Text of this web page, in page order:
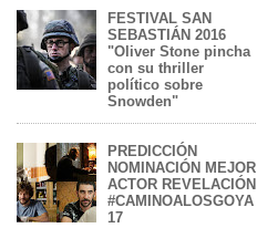
FESTIVAL SAN
SEBASTIÁN 2016
"Oliver Stone pincha
con su thriller
político sobre
Snowden"
PREDICCIÓN
NOMINACIÓN MEJOR
ACTOR REVELACIÓN
#CAMINOALOSGOYA
17